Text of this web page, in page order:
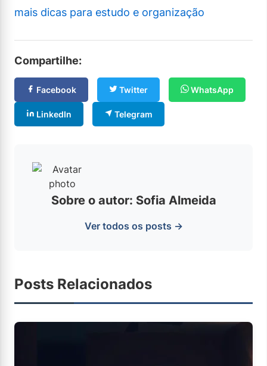
mais dicas para estudo e organização
Compartilhe:
Facebook Twitter WhatsApp
LinkedIn Telegram
Sobre o autor: Sofia Almeida
Ver todos os posts →
Posts Relacionados